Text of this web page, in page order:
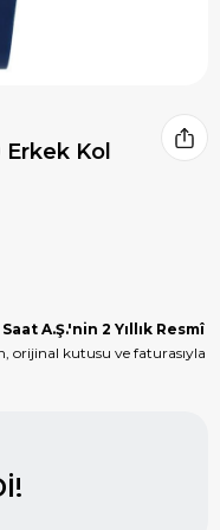
Kol
A.Ş.'nin 2 Yıllık Resmî
orijinal kutusu ve faturasıyla